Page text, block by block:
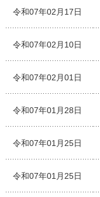
令和07年02月17日
令和07年02月10日
令和07年02月01日
令和07年01月28日
令和07年01月25日
令和07年01月25日